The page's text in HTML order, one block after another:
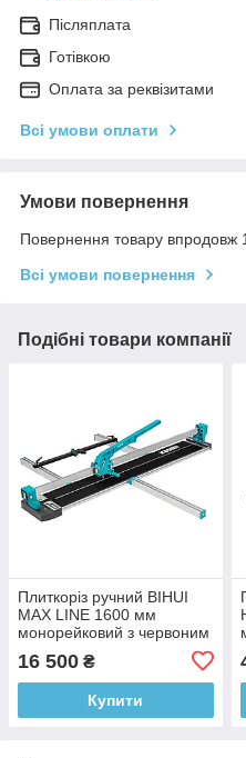
Післяплата
Готівкою
Оплата за реквізитами
Всі умови оплати
Умови повернення
Повернення товару впродовж
Всі умови повернення
Подібні товари компанії
Плиткоріз ручний BIHUI
MAX LINE 1600 мм
монорейковий з червоним
16 500 ₴
Купити